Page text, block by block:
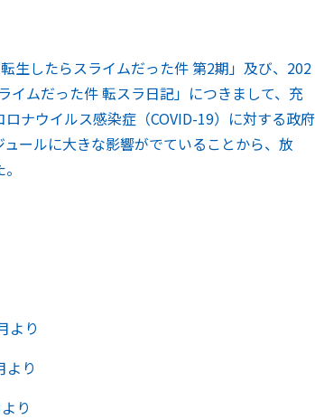
生したらスライムだった件 第2期」及び、202
ムだった件 転スラ日記」につきまして、充
ナウイルス感染症（COVID-19）に対する政府
ールに大きな影響がでていることから、放
より
り
り